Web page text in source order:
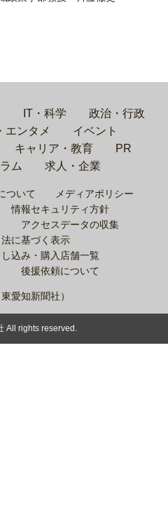
IT・科学
政治・行政
エンタメ
イベント
キャリア・教育
PR
ム
求人・企業
ついて
メディアポリシー
情報セキュリティ方針
アクセスデータの収集
に基づく表示
込み・購入店舗一覧
後援依頼について
愛知新聞社）
All rights reserved.